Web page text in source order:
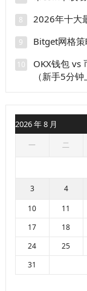
8 2026年十大
9 Bitget网格
10
OKX钱包 vs
（新手5分钟
2026 年 8 月
一 二
3 4
10
11
17
18
24
25
31